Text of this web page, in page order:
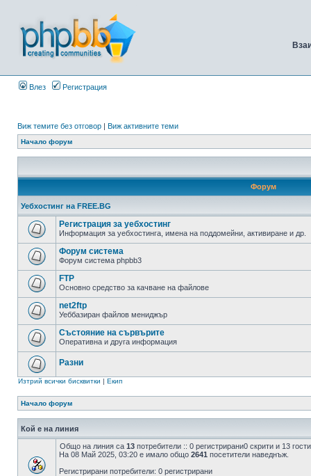
Влез Регистрация
Виж темите без отговор | Виж активните теми
Начало форум
Форум
Уебхостинг на FREE.BG
Регистрация за уебхостинг
Информация за уебхостинга, имена на поддомейни, активиране и др.
Форум система
Форум система phpbb3
FTP
Основно средство за качване на файлове
net2ftp
Уеббазиран файлов мениджър
Състояние на сървърите
Оперативна и друга информация
Разни
Изтрий всички бисквитки | Екип
Начало форум
Кой е на линия
Общо на линия са 13 потребители :: 0 регистрирани0 скрити и 13
На 08 Май 2025, 03:20 е имало общо 2641 посетители наведнъж.
Регистрирани потребители: 0 регистрирани